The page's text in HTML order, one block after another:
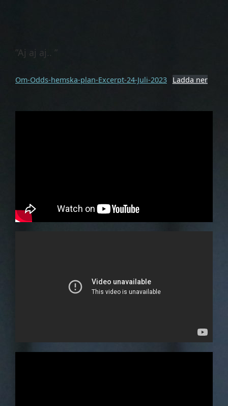
”Aj aj aj.. ”
Om-Odds-hemska-plan-Excerpt-24-Juli-2023 Ladda ner